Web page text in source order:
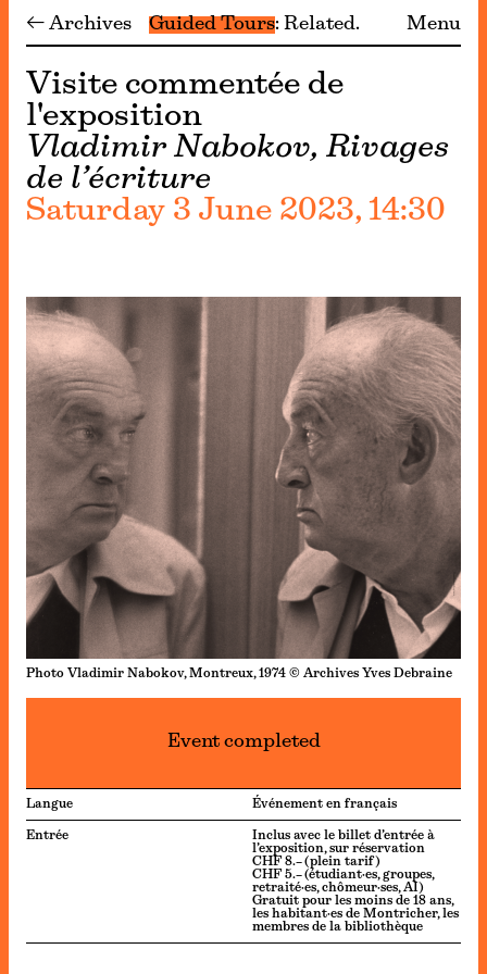
← Archives Guided Tours Related Menu
Visite commentée de
l'exposition
Vladimir Nabokov, Rivages
de l’écriture
Saturday 3 June 2023, 14:30
Photo Vladimir Nabokov, Montreux, 1974 © Archives Yves Debraine
Event completed
Langue Événement en français
Entrée
Inclus avec le billet d’entrée à
l’exposition, sur réservation
CHF 8.– (plein tarif)
CHF 5.– (étudiant·es, groupes,
retraité·es, chômeur·ses, AI)
Gratuit pour les moins de 18 ans,
les habitant·es de Montricher, les
membres de la bibliothèque